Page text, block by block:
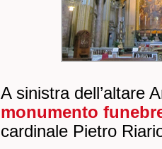
A sinistra dell’altare
monumento
cardinale Pietro